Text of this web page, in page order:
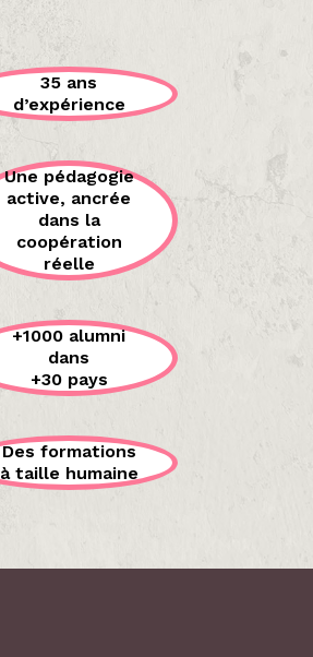
35 ans
d’expérience
Une pédagogie
active, ancrée
dans la
coopération
réelle
+1000 alumni
dans
+30 pays
Des formations
à taille humaine